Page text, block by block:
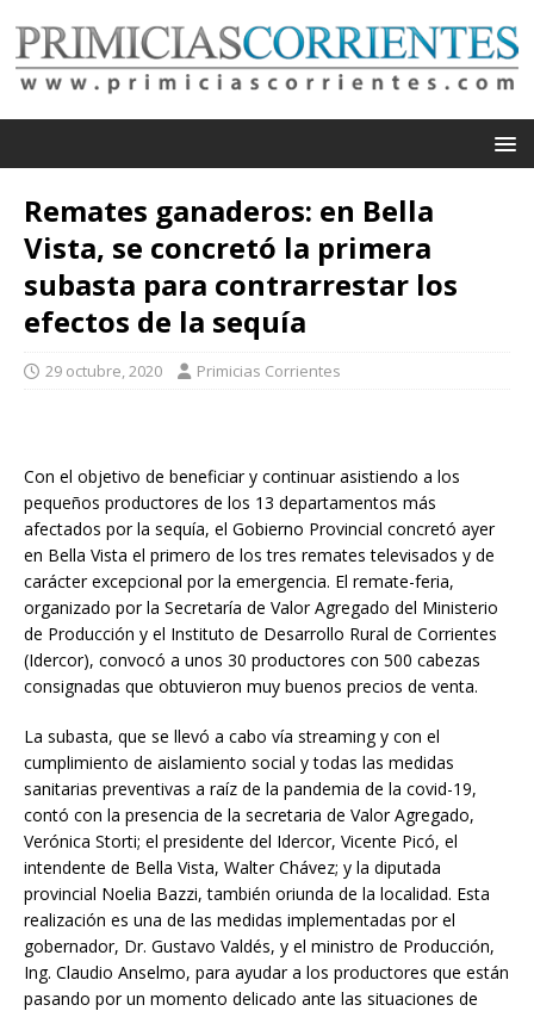
Remates ganaderos: en Bella
Vista, se concretó la primera
subasta para contrarrestar los
efectos de la sequía
29 octubre, 2020 Primicias Corrientes
Con el objetivo de beneficiar y continuar asistiendo a los
pequeños productores de los 13 departamentos más
afectados por la sequía, el Gobierno Provincial concretó ayer
en Bella Vista el primero de los tres remates televisados y de
carácter excepcional por la emergencia. El remate-feria,
organizado por la Secretaría de Valor Agregado del Ministerio
de Producción y el Instituto de Desarrollo Rural de Corrientes
(Idercor), convocó a unos 30 productores con 500 cabezas
consignadas que obtuvieron muy buenos precios de venta.
La subasta, que se llevó a cabo vía streaming y con el
cumplimiento de aislamiento social y todas las medidas
sanitarias preventivas a raíz de la pandemia de la covid-19,
contó con la presencia de la secretaria de Valor Agregado,
Verónica Storti; el presidente del Idercor, Vicente Picó, el
intendente de Bella Vista, Walter Chávez; y la diputada
provincial Noelia Bazzi, también oriunda de la localidad. Esta
realización es una de las medidas implementadas por el
gobernador, Dr. Gustavo Valdés, y el ministro de Producción,
Ing. Claudio Anselmo, para ayudar a los productores que están
pasando por un momento delicado ante las situaciones de